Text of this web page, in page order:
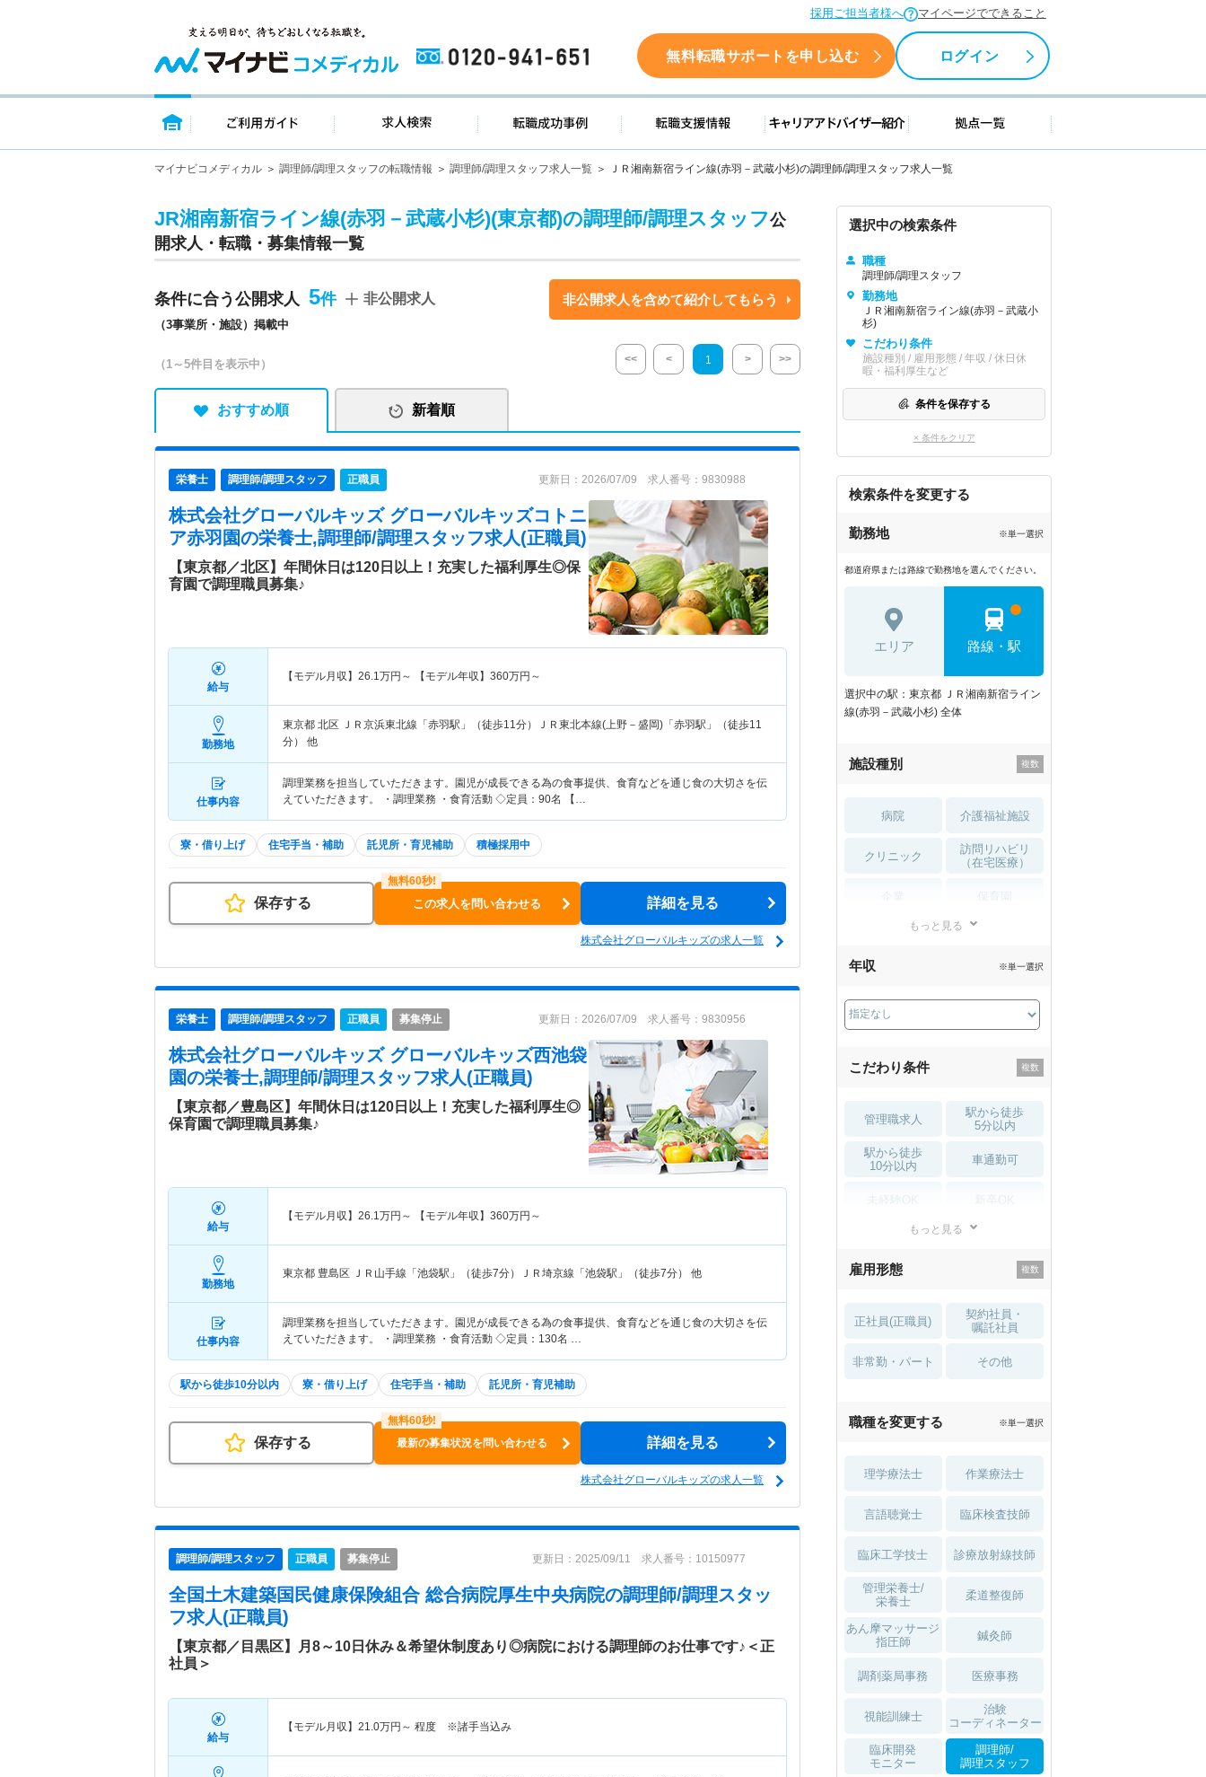
採用ご担当者様へ マイページでできること
0120-941-651 無料転職サポートを申し込む ログイン
トップページ ご利用ガイド 求人検索 転職成功事例 転職支援情報 キャリアアドバイザー紹介 拠点一覧
マイナビコメディカル 調理師/調理スタッフの転職情報 調理師/調理スタッフ求人一覧 ＪＲ湘南新宿ライン線(赤羽－武蔵小杉)の調理師/調理スタッフ求人一覧
JR湘南新宿ライン線(赤羽－武蔵小杉)(東京都)の調理師/調理スタッフ公
開求人・転職・募集情報一覧
条件に合う公開求人 5
（3事業所・施設）掲載中
非公開求人 非公開求人を含めて紹介してもらう
（1～5件目を表示中） << < 1 > >>
おすすめ順 新着順
栄養士 調理師/調理スタッフ 正職員 更新日：2026/07/09 求人番号：9830988
株式会社グローバルキッズ グローバルキッズコトニ
ア赤羽園の栄養士,調理師/調理スタッフ求人(正職員)
【東京都／北区】年間休日は120日以上！充実した福利厚生◎保
育園で調理職員募集♪
給与
【モデル月収】 26.1万円～ 【モデル年収】 360万円～
勤務地
東京都 北区 ＪＲ京浜東北線「赤羽駅」（徒歩11分）ＪＲ東北本線(上野－盛岡)「赤羽駅」（徒歩11
分） 他
仕事内容
調理業務を担当していただきます。園児が成長できる為の食事提供、食育などを通じ食の大切さを伝
えていただきます。 ・調理業務 ・食育活動 ◇定員：90名 【…
寮・借り上げ 住宅手当・補助 託児所・育児補助 積極採用中
保存する この求人を問い合わせる 詳細を見る
株式会社グローバルキッズの求人一覧
栄養士 調理師/調理スタッフ 正職員 募集停止 更新日：2026/07/09 求人番号：9830956
株式会社グローバルキッズ グローバルキッズ西池袋
園の栄養士,調理師/調理スタッフ求人(正職員)
【東京都／豊島区】年間休日は120日以上！充実した福利厚生◎
保育園で調理職員募集♪
給与
【モデル月収】 26.1万円～ 【モデル年収】 360万円～
勤務地
東京都 豊島区 ＪＲ山手線「池袋駅」（徒歩7分）ＪＲ埼京線「池袋駅」（徒歩7分） 他
仕事内容
調理業務を担当していただきます。園児が成長できる為の食事提供、食育などを通じ食の大切さを伝
えていただきます。 ・調理業務 ・食育活動 ◇定員：130名 …
駅から徒歩10分以内 寮・借り上げ 住宅手当・補助 託児所・育児補助
保存する 最新の募集状況を問い合わせる 詳細を見る
株式会社グローバルキッズの求人一覧
調理師/調理スタッフ 正職員 募集停止 更新日：2025/09/11 求人番号：10150977
全国土木建築国民健康保険組合 総合病院厚生中央病院の調理師/調理スタッ
フ求人(正職員)
【東京都／目黒区】月8～10日休み＆希望休制度あり◎病院における調理師のお仕事です♪＜正
社員＞
給与
【モデル月収】 21.0万円～ 程度 ※諸手当込み
選択中の検索条件
職種
調理師/調理スタッフ
勤務地
ＪＲ湘南新宿ライン線(赤羽－武蔵小
杉)
こだわり条件
施設種別 / 雇用形態 / 年収 / 休日休
暇・福利厚生など
条件を保存する
× 条件をクリア
検索条件を変更する
勤務地 ※単一選択
都道府県または路線で勤務地を選んでください。
エリア 路線・駅
選択中の駅：東京都 ＪＲ湘南新宿ライン
線(赤羽－武蔵小杉) 全体
施設種別
病院 介護福祉施設
クリニック
訪問リハビリ
（在宅医療）
薬局・
もっと見る
年収 ※単一選択
こだわり条件
管理職求人
駅から徒歩
5分以内
駅から徒歩
10分以内
車通勤可
住宅手当・補助
土日祝休 無資格 OK
積極採用中 WEB面接OK
もっと見る
雇用形態
正社員(正職員)
契約社員・
嘱託社員
非常勤・パート その他
職種を変更する ※単一選択
理学療法士 作業療法士
言語聴覚士 臨床検査技師
臨床工学技士 診療放射線技師
管理栄養士/
栄養士
柔道整復師
あん摩マッサージ
指圧師
鍼灸師
調剤薬局事務 医療事務
視能訓練士
治験
コーディネーター
臨床開発
モニター
調理師/
調理スタッフ